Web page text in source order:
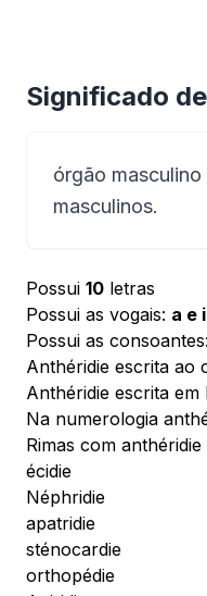
Significado
órgão
masculinos.
Possui 10 letras
Possui as vogais: a e i
Possui as consoantes:
Anthéridie escrita ao
Anthéridie escrita em
Na numerologia
Rimas com anthéridie
écidie
Néphridie
apatridie
sténocardie
orthopédie